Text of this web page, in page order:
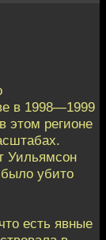
в 1998—1999
этом регионе
Уильямсон
убито
есть явные